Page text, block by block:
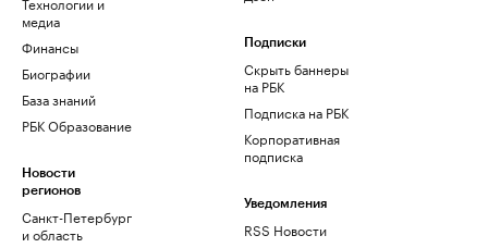
медиа
Финансы
Биографии
База знаний
РБК Образование
Новости
регионов
Санкт-Петербург
и область
Подписки
Скрыть баннеры
на РБК
Подписка на РБК
Корпоративная
подписка
Уведомления
RSS Новости